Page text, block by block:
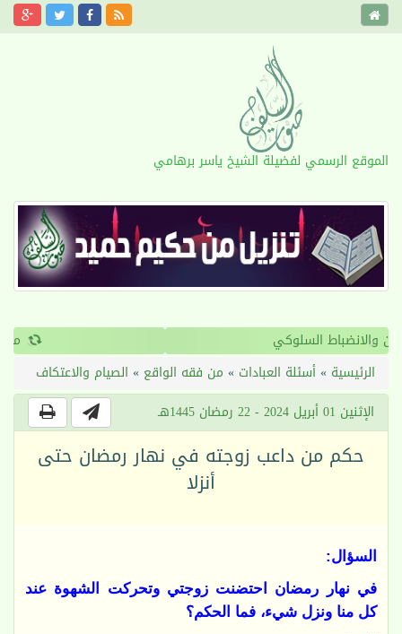
الموقع الرسمي لفضيلة الشيخ ياسر برهامي
القرآن والانضباط السلوكي ‹
›
الرئيسية »أسئلة العبادات » من فقه الواقع » الصيام والاعتكاف
الإثنين 01 أبريل 2024 - 22 رمضان 1445هـ
حكم من داعب زوجته في نهار رمضان حتى
أنزلا
السؤال:
في نهار رمضان احتضنت زوجتي وتحركت الشهوة عند
كل منا ونزل شيء، فما الحكم؟